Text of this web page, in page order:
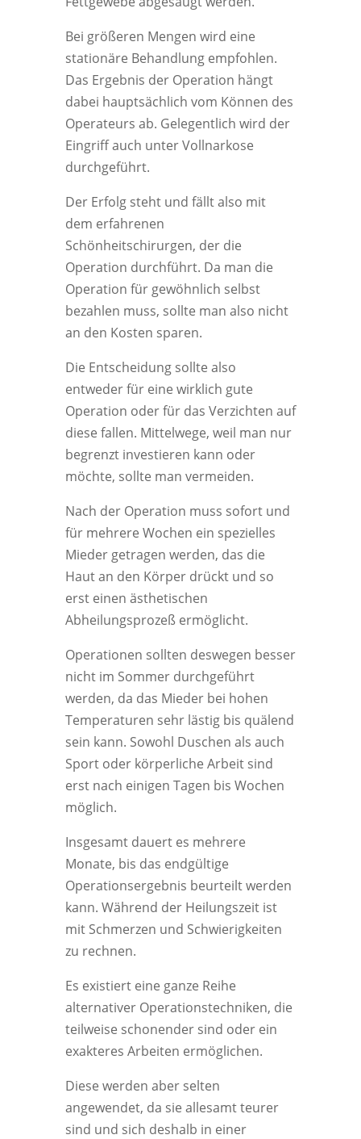
Bei größeren Mengen wird eine
stationäre Behandlung empfohlen.
Das Ergebnis der Operation hängt
dabei hauptsächlich vom Können des
Operateurs ab. Gelegentlich wird der
Eingriff auch unter Vollnarkose
durchgeführt.
Der Erfolg steht und fällt also mit
dem erfahrenen
Schönheitschirurgen, der die
Operation durchführt. Da man die
Operation für gewöhnlich selbst
bezahlen muss, sollte man also nicht
an den Kosten sparen.
Die Entscheidung sollte also
entweder für eine wirklich gute
Operation oder für das Verzichten auf
diese fallen. Mittelwege, weil man nur
begrenzt investieren kann oder
möchte, sollte man vermeiden.
Nach der Operation muss sofort und
für mehrere Wochen ein spezielles
Mieder getragen werden, das die
Haut an den Körper drückt und so
erst einen ästhetischen
Abheilungsprozeß ermöglicht.
Operationen sollten deswegen besser
nicht im Sommer durchgeführt
werden, da das Mieder bei hohen
Temperaturen sehr lästig bis quälend
sein kann. Sowohl Duschen als auch
Sport oder körperliche Arbeit sind
erst nach einigen Tagen bis Wochen
möglich.
Insgesamt dauert es mehrere
Monate, bis das endgültige
Operationsergebnis beurteilt werden
kann. Während der Heilungszeit ist
mit Schmerzen und Schwierigkeiten
zu rechnen.
Es existiert eine ganze Reihe
alternativer Operationstechniken, die
teilweise schonender sind oder ein
exakteres Arbeiten ermöglichen.
Diese werden aber selten
angewendet, da sie allesamt teurer
sind und sich deshalb in einer